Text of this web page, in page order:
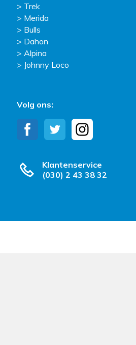
Trek
Merida
Bulls
Dahon
Alpina
Johnny Loco
Volg ons:
Klantenservice
(030) 2 43 38 32